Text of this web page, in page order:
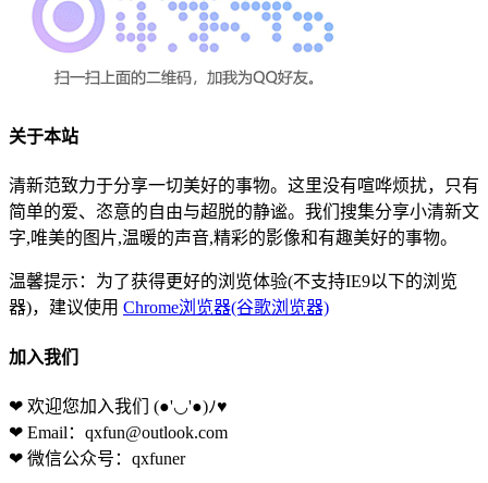
关于本站
清新范致力于分享一切美好的事物。这里没有喧哗烦扰，只有
简单的爱、恣意的自由与超脱的静谧。我们搜集分享小清新文
字,唯美的图片,温暖的声音,精彩的影像和有趣美好的事物。
温馨提示：为了获得更好的浏览体验(不支持IE9以下的浏览
器)，建议使用 Chrome浏览器(谷歌浏览器)
加入我们
❤ 欢迎您加入我们 (●'◡'●)ﾉ♥
❤ Email：qxfun@outlook.com
❤ 微信公众号：qxfuner